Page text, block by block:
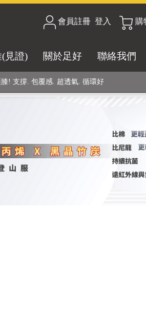
會員註冊 登入 購
見證) 關於足好 聯絡我們
MIT製造，通過多項國際檢驗
膝! 支撐. 包覆感. 超透氣. 循環好
活氧 男女內褲系列